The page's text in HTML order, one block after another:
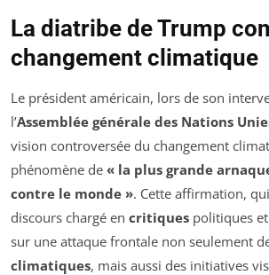
La diatribe de Trump
changement climatique
Le président américain, lors de son
l’Assemblée générale des Nations
vision controversée du changement
phénomène de « la plus grande
contre le monde ». Cette affirmation,
discours chargé en critiques politiques
sur une attaque frontale non seulement
climatiques, mais aussi des initiatives